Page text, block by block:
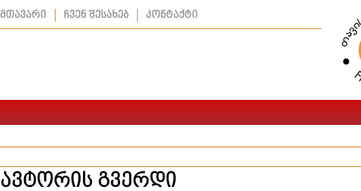
მთავარი ჩვენ შესახებ კონტაქტი
ავტორის გვერდი